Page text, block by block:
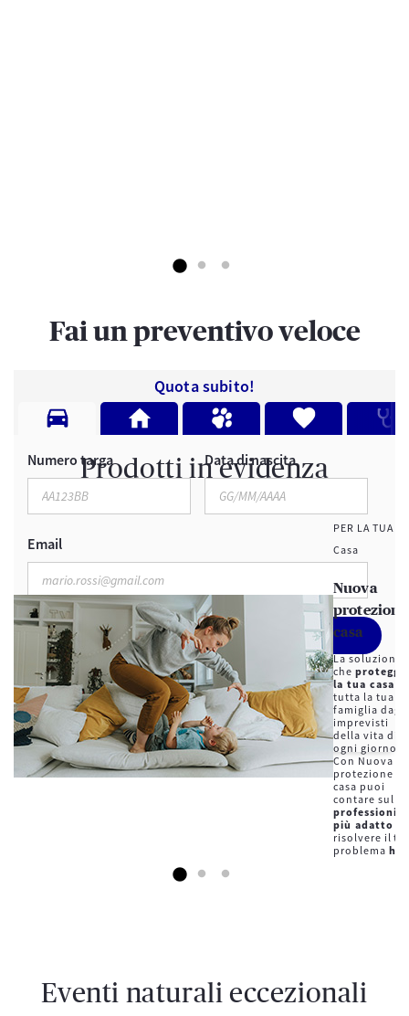
Fai un preventivo veloce
Quota subito!
Numero targa Data di nascita
Email
Fai la tua quotazione
* Campi obbligatori
Scopri gli Step della quotazione
Informativa sulla privacy
Prodotti in evidenza
PER LA TUA
Casa
Nuova
protezione
casa
La soluzione
che protegge
la tua casa
tutta la tua
famiglia dagli
imprevisti
della vita di
ogni giorno.
Con Nuova
protezione
casa puoi
contare sul
più adatto
risolvere il
problema h24
Eventi naturali eccezionali